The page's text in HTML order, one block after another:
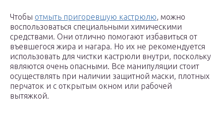
Чтобы отмыть пригоревшую кастрюлю, можно
воспользоваться специальными химическими
средствами. Они отлично помогают избавиться от
въевшегося жира и нагара. Но их не рекомендуется
использовать для чистки кастрюли внутри, поскольку
являются очень опасными. Все манипуляции стоит
осуществлять при наличии защитной маски, плотных
перчаток и с открытым окном или рабочей
вытяжкой.